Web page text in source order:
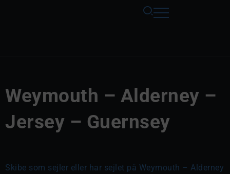
Weymouth – Alderney –
Jersey – Guernsey
Skibe som sejler eller har sejlet på Weymouth – Alderney